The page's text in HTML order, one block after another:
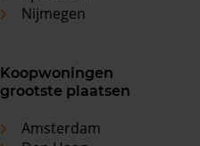
Nijmegen
Koopwoningen
grootste plaatsen
Amsterdam